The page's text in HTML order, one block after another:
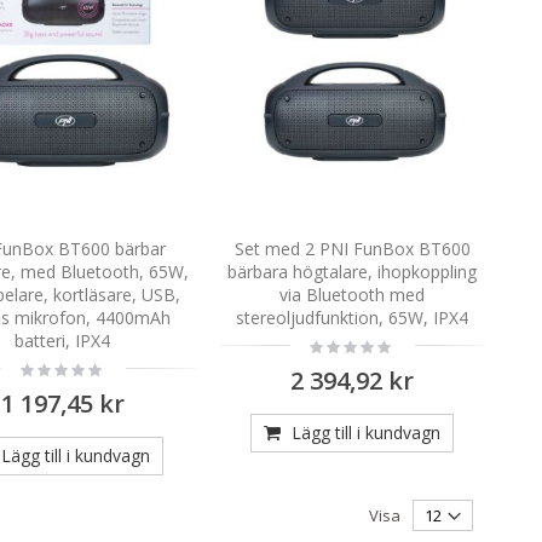
BT600 bärbar
med Bluetooth, 65W,
kortläsare, USB,
mikrofon, 4400mAh
batteri, IPX4
Rating:
1 197,45 kr
Lägg till i kundvagn
Set med 2 PNI FunBox BT600
bärbara högtalare, ihopkoppling
via Bluetooth med
stereoljudfunktion, 65W, IPX4
Rating:
2 394,92 kr
Lägg till i kundvagn
Visa